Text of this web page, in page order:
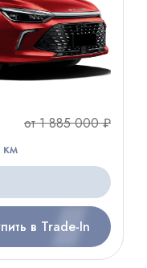
от 1 885 000 ₽
в Trade-In